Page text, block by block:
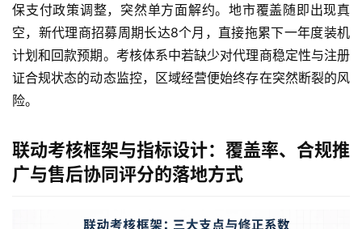
保支付政策调整，突然单方面解约。地市覆盖随即出现真
空，新代理商招募周期长达8个月，直接拖累下一年度装机
计划和回款预期。考核体系中若缺少对代理商稳定性与注册
证合规状态的动态监控，区域经营便始终存在突然断裂的风
险。
联动考核框架与指标设计：覆盖率、合规推
广与售后协同评分的落地方式